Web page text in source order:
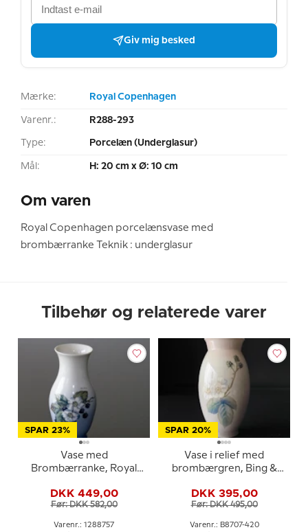
Giv mig besked
Mærke: Royal Copenhagen
Varenr.: R288-293
Type: Porcelæn (Underglasur)
Mål: H: 20 cm x Ø: 10 cm
Om varen
Royal Copenhagen porcelænsvase med
brombærranke Teknik : underglasur
Tilbehør og relaterede varer
SPAR 23%
Vase med
Brombærranke, Royal
2289 eller 757
DKK 449,00
Før: DKK 582,00
Varenr.: 1288757
SPAR 20%
Vase i relief med
brombærgren, Bing &
DKK 395,00
Før: DKK 495,00
Varenr.: B8707-420